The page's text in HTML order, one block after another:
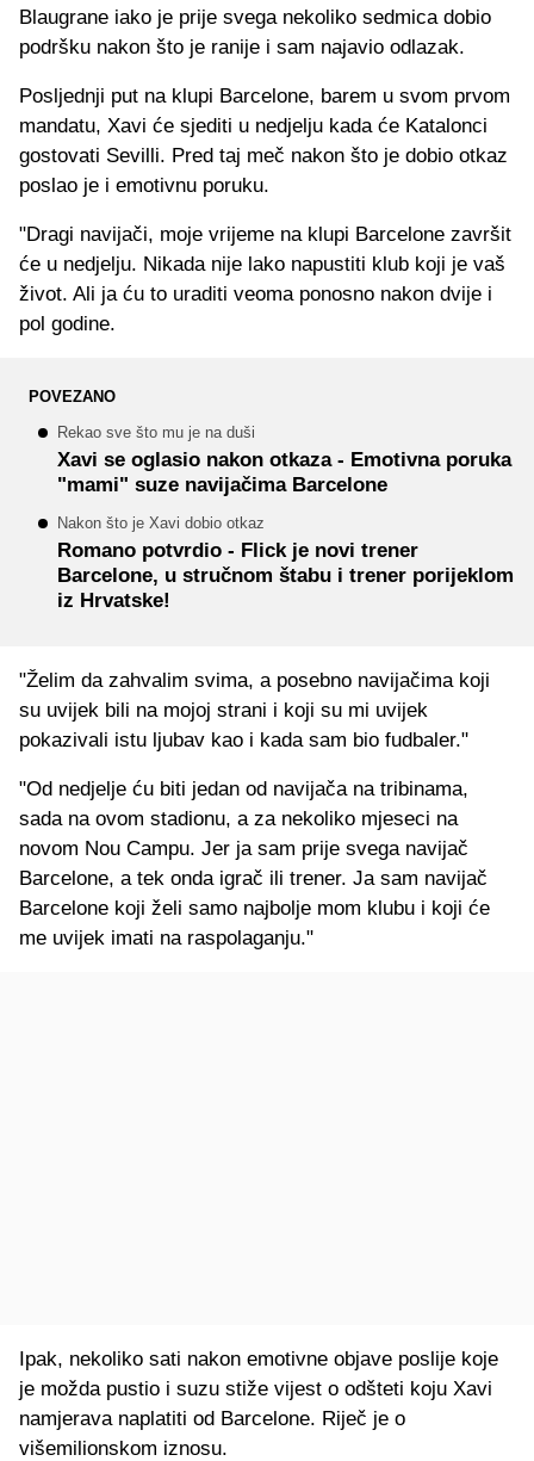
Blaugrane iako je prije svega nekoliko sedmica dobio
podršku nakon što je ranije i sam najavio odlazak.
Posljednji put na klupi Barcelone, barem u svom prvom
mandatu, Xavi će sjediti u nedjelju kada će Katalonci
gostovati Sevilli. Pred taj meč nakon što je dobio otkaz
poslao je i emotivnu poruku.
"Dragi navijači, moje vrijeme na klupi Barcelone završit
će u nedjelju. Nikada nije lako napustiti klub koji je vaš
život. Ali ja ću to uraditi veoma ponosno nakon dvije i
pol godine.
POVEZANO
Rekao sve što mu je na duši
Xavi se oglasio nakon otkaza - Emotivna poruka
"mami" suze navijačima Barcelone
Nakon što je Xavi dobio otkaz
Romano potvrdio - Flick je novi trener
Barcelone, u stručnom štabu i trener porijeklom
iz Hrvatske!
"Želim da zahvalim svima, a posebno navijačima koji
su uvijek bili na mojoj strani i koji su mi uvijek
pokazivali istu ljubav kao i kada sam bio fudbaler."
"Od nedjelje ću biti jedan od navijača na tribinama,
sada na ovom stadionu, a za nekoliko mjeseci na
novom Nou Campu. Jer ja sam prije svega navijač
Barcelone, a tek onda igrač ili trener. Ja sam navijač
Barcelone koji želi samo najbolje mom klubu i koji će
me uvijek imati na raspolaganju."
Ipak, nekoliko sati nakon emotivne objave poslije koje
je možda pustio i suzu stiže vijest o odšteti koju Xavi
namjerava naplatiti od Barcelone. Riječ je o
višemilionskom iznosu.